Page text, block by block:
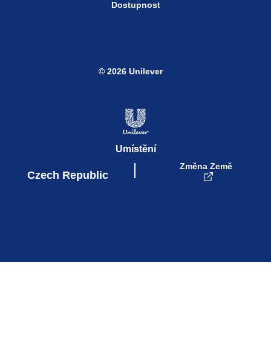
Právní Ujednání
Umístění